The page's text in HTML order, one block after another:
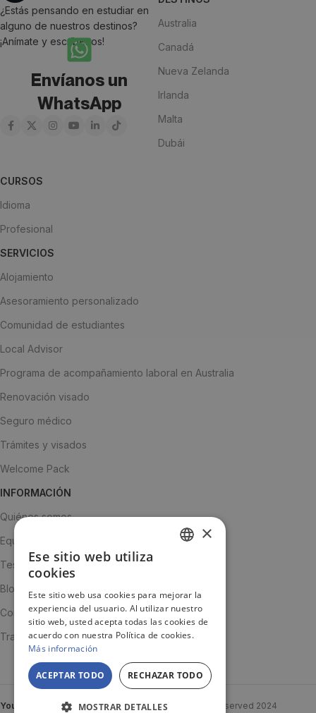
¿Estás pensando en estudiar en
alguno de nuestros destinos?
¡Anímate y escríbenos!
Envíanos un
WhatsApp
Australia
Canadá
Nueva Zelanda
Irlanda
Malta
Dubái
CURSOS
Idioma
Profesional
SERVICIOS
Alojamiento
Asesoramiento personalizado
Comunidad de estudiantes
Local Advisor
Programa de acompañamiento laboral en Australia
Renovación visado
Seguro médico
Trámites y visados
Welcome Pack
INFORMACIÓN
Quiénes somos
Equipo
Testimonios
Blog
Contacto
Trabaja con nosotros
YouTooProjectCreated ByYouTooProject All rights reserved 2024
JA
×
Ese sitio web utiliza
cookies
Este sitio web usa cookies para mejorar la
experiencia del usuario. Al utilizar nuestro
sitio web, usted acepta todas las cookies de
acuerdo con nuestra Política de cookies.
Más información
ACEPTAR TODO RECHAZAR TODO
MOSTRAR DETALLES